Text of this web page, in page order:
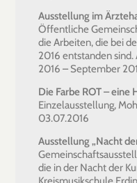
Ausstellung im
Öffentliche
die Arbeiten, die bei
2016 entstanden
2016 – September
Die Farbe ROT – eine
Einzelausstellung,
03.07.2016
Ausstellung „Nacht
die in der Nacht der